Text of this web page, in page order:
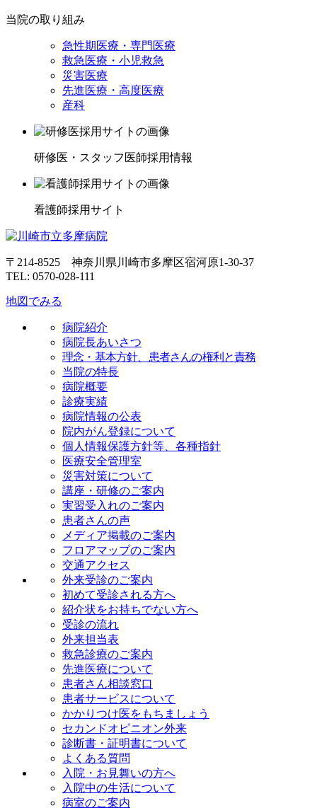
当院の取り組み
急性期医療・専門医療
救急医療・小児救急
災害医療
先進医療・高度医療
産科
研修医・スタッフ医師採用情報
看護師採用サイト
〒214-8525 神奈川県川崎市多摩区宿河原1-30-37
TEL: 0570-028-111
地図でみる
病院紹介
病院長あいさつ
理念・基本方針、患者さんの権利と責務
当院の特長
病院概要
診療実績
病院情報の公表
院内がん登録について
個人情報保護方針等、各種指針
医療安全管理室
災害対策について
講座・研修のご案内
実習受入れのご案内
患者さんの声
メディア掲載のご案内
フロアマップのご案内
交通アクセス
外来受診のご案内
初めて受診される方へ
紹介状をお持ちでない方へ
受診の流れ
外来担当表
救急診療のご案内
先進医療について
患者さん相談窓口
患者サービスについて
かかりつけ医をもちましょう
セカンドオピニオン外来
診断書・証明書について
よくある質問
入院・お見舞いの方へ
入院中の生活について
病室のご案内